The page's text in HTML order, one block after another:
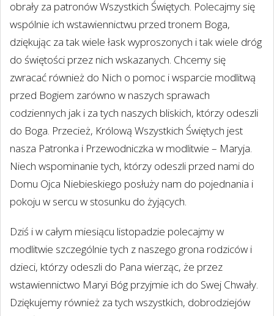
obrały za patronów Wszystkich Świętych. Polecajmy się
wspólnie ich wstawiennictwu przed tronem Boga,
dziękując za tak wiele łask wyproszonych i tak wiele dróg
do świętości przez nich wskazanych. Chcemy się
zwracać również do Nich o pomoc i wsparcie modlitwą
przed Bogiem zarówno w naszych sprawach
codziennych jak i za tych naszych bliskich, którzy odeszli
do Boga. Przecież, Królową Wszystkich Świętych jest
nasza Patronka i Przewodniczka w modlitwie – Maryja.
Niech wspominanie tych, którzy odeszli przed nami do
Domu Ojca Niebieskiego posłuży nam do pojednania i
pokoju w sercu w stosunku do żyjących.
Dziś i w całym miesiącu listopadzie polecajmy w
modlitwie szczególnie tych z naszego grona rodziców i
dzieci, którzy odeszli do Pana wierząc, że przez
wstawiennictwo Maryi Bóg przyjmie ich do Swej Chwały.
Dziękujemy również za tych wszystkich, dobrodziejów